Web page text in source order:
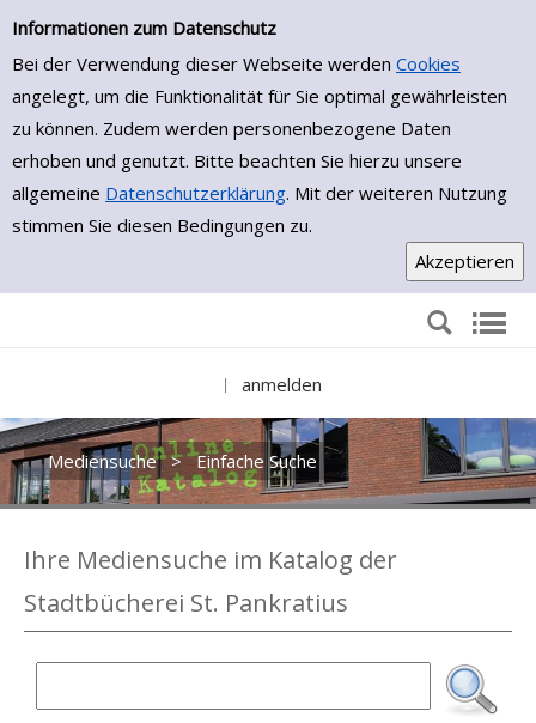
Einfache Suche
Informationen zum Datenschutz
Bei der Verwendung dieser Webseite werden Cookies
angelegt, um die Funktionalität für Sie optimal gewährleisten
zu können. Zudem werden personenbezogene Daten
erhoben und genutzt. Bitte beachten Sie hierzu unsere
allgemeine Datenschutzerklärung. Mit der weiteren Nutzung
stimmen Sie diesen Bedingungen zu.
Zur Detailanzeige springen
anmelden
Mediensuche>Einfache Suche
Ihre Mediensuche im Katalog der
Stadtbücherei St. Pankratius